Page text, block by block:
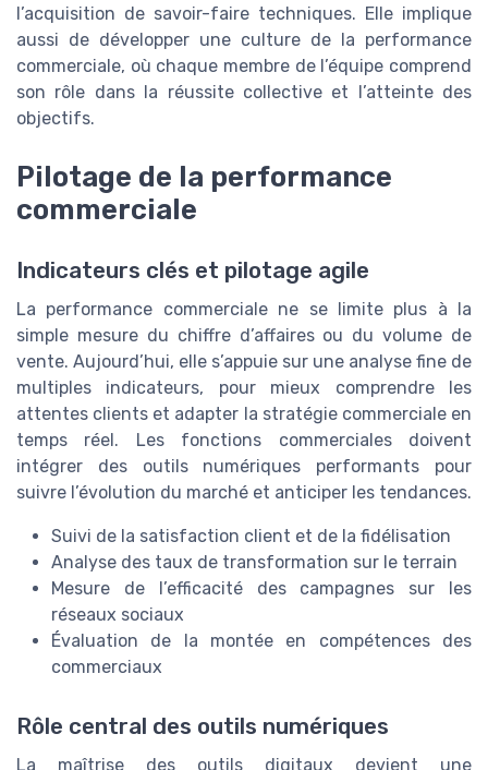
l’acquisition de savoir-faire techniques. Elle implique
aussi de développer une culture de la performance
commerciale, où chaque membre de l’équipe comprend
son rôle dans la réussite collective et l’atteinte des
objectifs.
Pilotage de la performance
commerciale
Indicateurs clés et pilotage agile
La performance commerciale ne se limite plus à la
simple mesure du chiffre d’affaires ou du volume de
vente. Aujourd’hui, elle s’appuie sur une analyse fine de
multiples indicateurs, pour mieux comprendre les
attentes clients et adapter la stratégie commerciale en
temps réel. Les fonctions commerciales doivent
intégrer des outils numériques performants pour
suivre l’évolution du marché et anticiper les tendances.
Suivi de la satisfaction client et de la fidélisation
Analyse des taux de transformation sur le terrain
Mesure de l’efficacité des campagnes sur les
réseaux sociaux
Évaluation de la montée en compétences des
commerciaux
Rôle central des outils numériques
La maîtrise des outils digitaux devient une